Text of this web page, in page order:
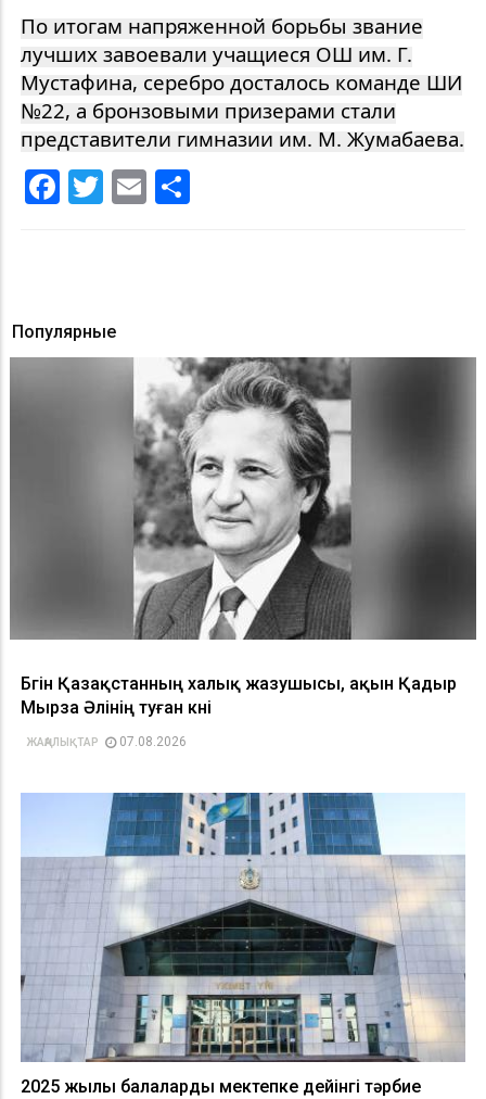
По итогам напряженной борьбы звание
лучших завоевали учащиеся ОШ им. Г.
Мустафина, серебро досталось команде ШИ
№22, а бронзовыми призерами стали
представители гимназии им. М. Жумабаева.
Facebook
Twitter
Email
Популярные
Бүгін Қазақстанның халық жазушысы, ақын Қадыр
Мырза Әлінің туған күні
ЖАҢАЛЫҚТАР 07.08.2026
2025 жылы балаларды мектепке дейінгі тәрбие